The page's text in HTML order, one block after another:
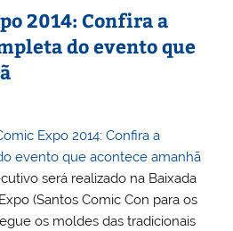
2014: Confira a
do evento que
será realizado na Baixada
(Santos Comic Con para os
os moldes das tradicionais